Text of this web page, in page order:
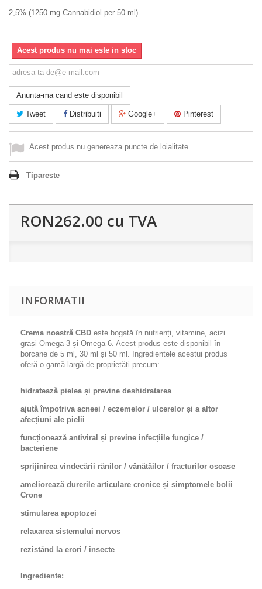
2,5% (1250 mg Cannabidiol per 50 ml)
Acest produs nu mai este in stoc
Anunta-ma cand este disponibil
Tweet Distribuiti Google+ Pinterest
Acest produs nu genereaza puncte de loialitate.
Tipareste
RON262.00 cu TVA
INFORMATII
Crema noastră CBD este bogată în nutrienți, vitamine, acizi
grași Omega-3 și Omega-6. Acest produs este disponibil în
borcane de 5 ml, 30 ml și 50 ml. Ingredientele acestui produs
oferă o gamă largă de proprietăți precum:
hidratează pielea și previne deshidratarea
ajută împotriva acneei / eczemelor / ulcerelor și a altor
afecțiuni ale pielii
funcționează antiviral și previne infecțiile fungice /
bacteriene
sprijinirea vindecării rănilor / vânătăilor / fracturilor osoase
ameliorează durerile articulare cronice și simptomele bolii
Crone
stimularea apoptozei
relaxarea sistemului nervos
rezistând la erori / insecte
Ingrediente: